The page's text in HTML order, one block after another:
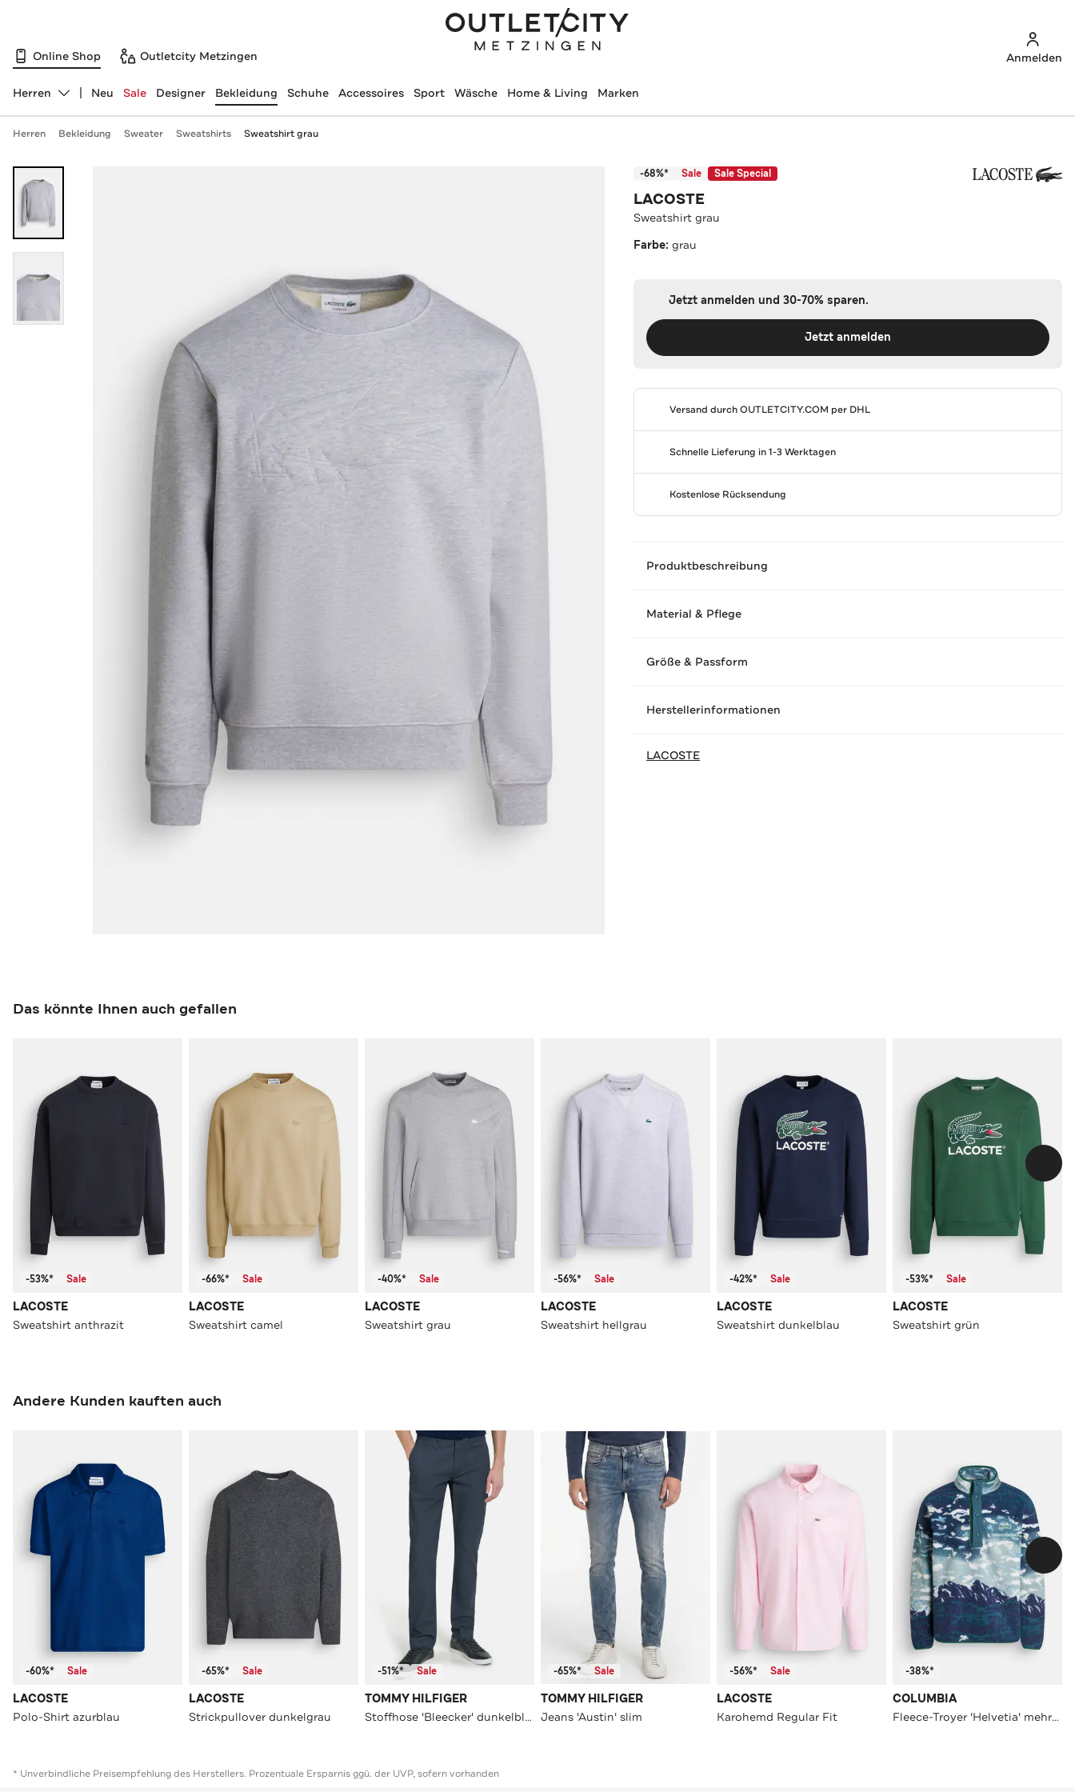
Online Shop Outletcity Metzingen Anmelden
Abteilung ändern, ausgewählt:
Herren Neu Sale Designer Bekleidung Schuhe Accessoires Sport Wäsche Home & Living Marken
Herren Bekleidung Sweater Sweatshirts Sweatshirt grau
-68%* Sale Sale Special
LACOSTE
Sweatshirt grau
Farbe:grau
Jetzt anmelden und 30-70% sparen.
Jetzt anmelden
Versand durchOUTLETCITY.COM per DHL
Schnelle Lieferung in 1-3 Werktagen
Kostenlose Rücksendung
Produktbeschreibung
Material & Pflege
Größe & Passform
Herstellerinformationen
LACOSTE
Das könnte Ihnen auch gefallen
-53%* Sale
LACOSTE
Sweatshirt anthrazit
-66%* Sale
LACOSTE
Sweatshirt camel
-40%* Sale
LACOSTE
Sweatshirt grau
-56%* Sale
LACOSTE
Sweatshirt hellgrau
-42%* Sale
LACOSTE
Sweatshirt dunkelblau
-53%* Sale
LACOSTE
Sweatshirt grün
Andere Kunden kauften auch
-60%* Sale
LACOSTE
Polo-Shirt azurblau
-65%* Sale
LACOSTE
Strickpullover dunkelgrau
-51%* Sale
TOMMY HILFIGER
Stoffhose 'Bleecker' dunkelblau
-65%* Sale
TOMMY HILFIGER
Jeans 'Austin' slim
-56%* Sale
LACOSTE
Karohemd Regular Fit
-38%*
COLUMBIA
Fleece-Troyer 'Helvetia' mehrfarbig
* Unverbindliche Preisempfehlung des Herstellers. Prozentuale Ersparnis ggü. der UVP, sofern vorhanden